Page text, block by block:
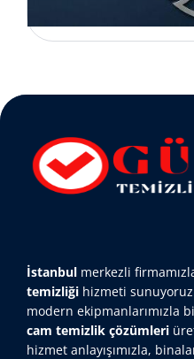
İstanbul merkezli
temizliği hizmeti
modern ekipmanlarımızla
cam temizlik çözümleri
hizmet anlayışımızla,